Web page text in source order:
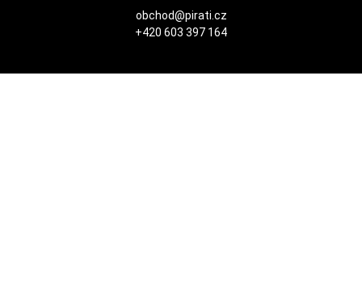
obchod@pirati.cz
+420 603 397 164